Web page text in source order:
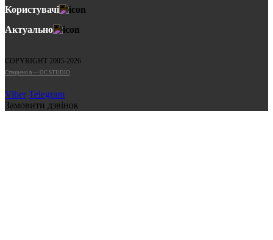
Користувачі
Актуально
COPYRIGHT 2005-2026
Cтворено в — OC STUDIO
Viber Telegram
Замовити дзвінок